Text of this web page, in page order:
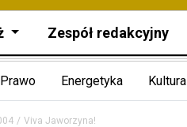
Zespół redakcyjny
Prawo Energetyka Kultura
Viva Jaworzyna!